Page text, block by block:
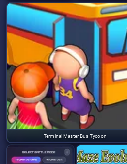
Terminal Master Bus Tycoon